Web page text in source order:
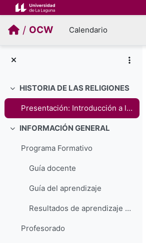
Salta al contenido principal
/ OCW Calendario
Colapsar
HISTORIA DE LAS RELIGIONES
Presentación: Introducción a la Historia de las Religiones
Colapsar
INFORMACIÓN GENERAL
Programa Formativo
Guía docente
Guía del aprendizaje
Resultados de aprendizaje propuestos
Profesorado